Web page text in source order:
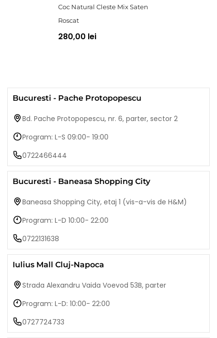
Coc Natural Cleste Mix Saten
Roscat
280,00 lei
Bucuresti - Pache Protopopescu
Bd. Pache Protopopescu, nr. 6, parter, sector 2
Program: L-S 09:00- 19:00
0722466444
Bucuresti - Baneasa Shopping City
Baneasa Shopping City, etaj 1 (vis-a-vis de H&M)
Program: L-D 10:00- 22:00
0722131638
Iulius Mall Cluj-Napoca
Strada Alexandru Vaida Voevod 53B, parter
Program: L-D: 10:00- 22:00
0727724733